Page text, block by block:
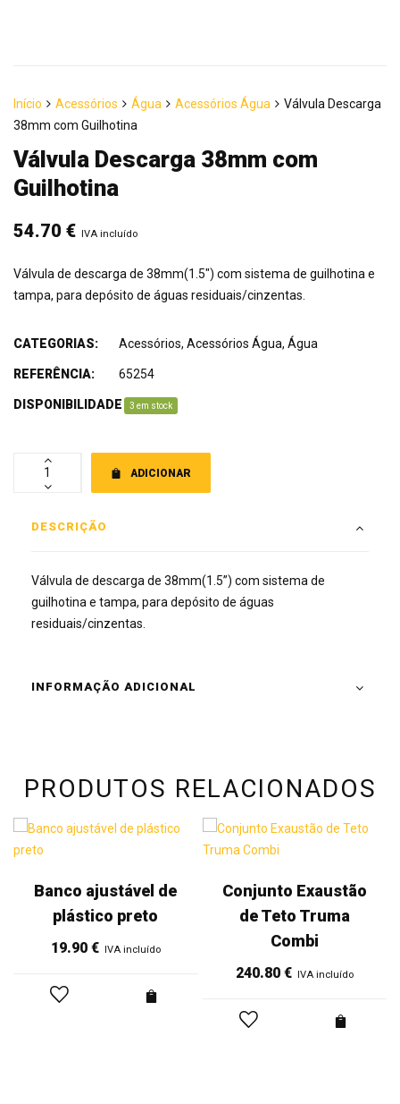
Início Acessórios Água Acessórios Água
Válvula Descarga
38mm com Guilhotina
Válvula Descarga 38mm com
Guilhotina
54.70 € IVA incluído
Válvula de descarga de 38mm(1.5") com sistema de guilhotina e
tampa, para depósito de águas residuais/cinzentas.
ADICIONAR
CATEGORIAS: Acessórios, Acessórios Água, Água
REFERÊNCIA: 65254
DISPONIBILIDADE: 3 em stock
DESCRIÇÃO
Válvula de descarga de 38mm(1.5”) com sistema de
guilhotina e tampa, para depósito de águas
residuais/cinzentas.
INFORMAÇÃO ADICIONAL
PRODUTOS RELACIONADOS
Banco ajustável de
plástico preto
19.90 € IVA incluído
Conjunto Exaustão
de Teto Truma
Combi
240.80 € IVA incluído